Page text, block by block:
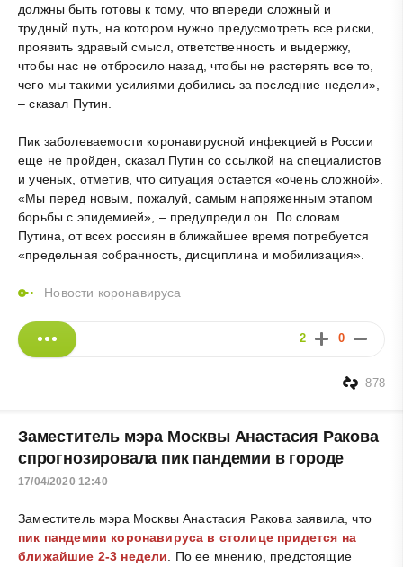
должны быть готовы к тому, что впереди сложный и
трудный путь, на котором нужно предусмотреть все риски,
проявить здравый смысл, ответственность и выдержку,
чтобы нас не отбросило назад, чтобы не растерять все то,
чего мы такими усилиями добились за последние недели»,
– сказал Путин.
Пик заболеваемости коронавирусной инфекцией в России
еще не пройден, сказал Путин со ссылкой на специалистов
и ученых, отметив, что ситуация остается «очень сложной».
«Мы перед новым, пожалуй, самым напряженным этапом
борьбы с эпидемией», – предупредил он. По словам
Путина, от всех россиян в ближайшее время потребуется
«предельная собранность, дисциплина и мобилизация».
Новости коронавируса
2 0
878
Заместитель мэра Москвы Анастасия Ракова
спрогнозировала пик пандемии в городе
17/04/2020 12:40
Заместитель мэра Москвы Анастасия Ракова заявила, что
пик пандемии коронавируса в столице придется на
ближайшие 2-3 недели. По ее мнению, предстоящие